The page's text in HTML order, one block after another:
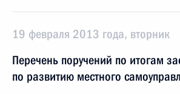
19 февраля 2013 года, вторник
Перечень поручений по итогам
по развитию местного